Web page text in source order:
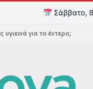
Σάββατο,
για το έντερο;